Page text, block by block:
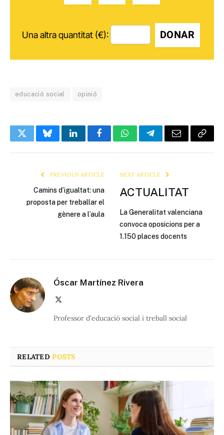
Una altra quantitat (€): DONAR
educació social opinió
TwitterBlueskyLinkedInFacebookWhatsAppTelegramEmail Copy
PREVIOUS ARTICLE
Camins d’igualtat: una
proposta per treballar el
gènere a l’aula
NEXT ARTICLE
ACTUALITAT
La Generalitat valenciana
convoca oposicions per a
1.150 places docents
Óscar Martínez Rivera
Professor d'educació social i treball social
RELATEDPOSTS